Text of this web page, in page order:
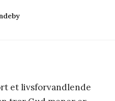
et livsforvandlende